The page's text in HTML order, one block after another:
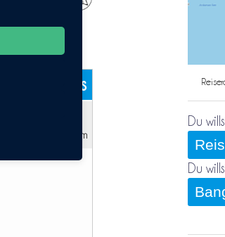
Nakhon
/ Tickets
3h 30m – 4h 30m
Du
Du